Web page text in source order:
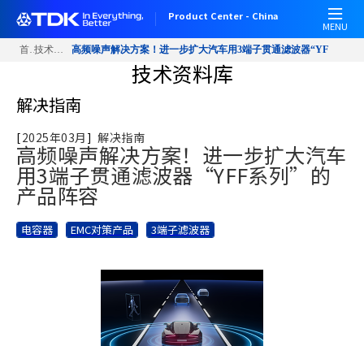
Product Center - China
MENU
首页 技术资料库 高频噪声解决方案！进一步扩大汽车用3端子贯通滤波器“YFF系列”
技术资料库
解决指南
[2025年03月 ] 解决指南
高频噪声解决方案！进一步扩大汽车
用3端子贯通滤波器“YFF系列”的
产品阵容
电容器 EMC对策产品 3端子滤波器